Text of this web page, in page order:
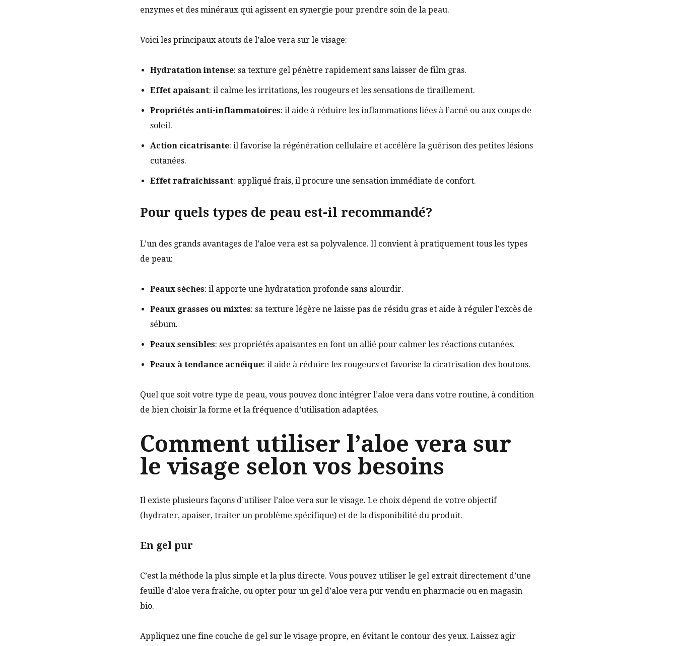
enzymes et des minéraux qui agissent en synergie pour prendre soin de la peau.
Voici les principaux atouts de l’aloe vera sur le visage:
Hydratation intense: sa texture gel pénètre rapidement sans laisser de film gras.
Effet apaisant: il calme les irritations, les rougeurs et les sensations de tiraillement.
Propriétés anti-inflammatoires: il aide à réduire les inflammations liées à l’acné ou aux coups de
soleil.
Action cicatrisante: il favorise la régénération cellulaire et accélère la guérison des petites lésions
cutanées.
Effet rafraîchissant: appliqué frais, il procure une sensation immédiate de confort.
Pour quels types de peau est-il recommandé?
L’un des grands avantages de l’aloe vera est sa polyvalence. Il convient à pratiquement tous les types
de peau:
Peaux sèches: il apporte une hydratation profonde sans alourdir.
Peaux grasses ou mixtes: sa texture légère ne laisse pas de résidu gras et aide à réguler l’excès de
sébum.
Peaux sensibles: ses propriétés apaisantes en font un allié pour calmer les réactions cutanées.
Peaux à tendance acnéique: il aide à réduire les rougeurs et favorise la cicatrisation des boutons.
Quel que soit votre type de peau, vous pouvez donc intégrer l’aloe vera dans votre routine, à condition
de bien choisir la forme et la fréquence d’utilisation adaptées.
Comment utiliser l’aloe vera sur
le visage selon vos besoins
Il existe plusieurs façons d’utiliser l’aloe vera sur le visage. Le choix dépend de votre objectif
(hydrater, apaiser, traiter un problème spécifique) et de la disponibilité du produit.
En gel pur
C’est la méthode la plus simple et la plus directe. Vous pouvez utiliser le gel extrait directement d’une
feuille d’aloe vera fraîche, ou opter pour un gel d’aloe vera pur vendu en pharmacie ou en magasin
bio.
Appliquez une fine couche de gel sur le visage propre, en évitant le contour des yeux. Laissez agir